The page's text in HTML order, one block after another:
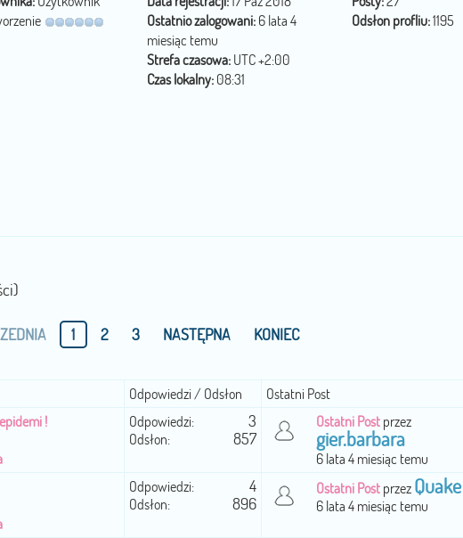
Ostatnio zalogowani: 6 lata 4
miesiąc temu
Strefa czasowa: UTC +2:00
Czas lokalny: 08:31
Odsłon profliu:1195
1 2 3 NASTĘPNA KONIEC
Odpowiedzi / Odsłon Ostatni Post
! Odpowiedzi: 3
Odsłon: 857
Ostatni Post przez
gier.barbara
6 lata 4 miesiąc temu
Odpowiedzi: 4
Odsłon: 896
Ostatni Post przez Quake
6 lata 4 miesiąc temu